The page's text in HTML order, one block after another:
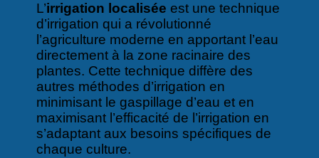
L’irrigation localisée est une technique
d’irrigation qui a révolutionné
l’agriculture moderne en apportant l’eau
directement à la zone racinaire des
plantes. Cette technique diffère des
autres méthodes d’irrigation en
minimisant le gaspillage d’eau et en
maximisant l’efficacité de l’irrigation en
s’adaptant aux besoins spécifiques de
chaque culture.